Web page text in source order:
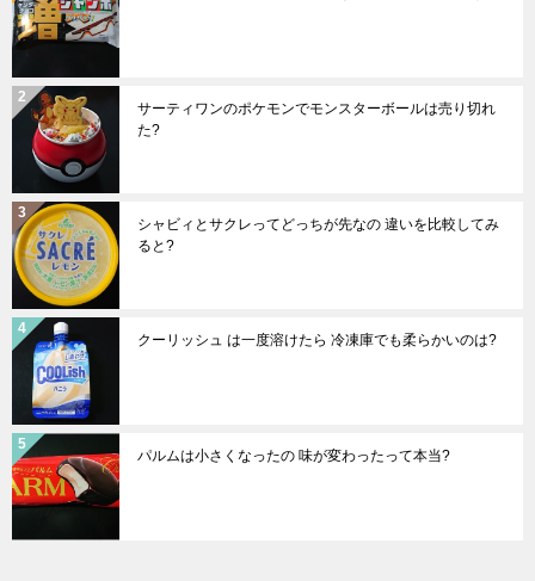
サーティワンのポケモンでモンスターボールは売り切れ
た?
シャビィとサクレってどっちが先なの 違いを比較してみ
ると?
クーリッシュ は一度溶けたら 冷凍庫でも柔らかいのは?
パルムは小さくなったの 味が変わったって本当?